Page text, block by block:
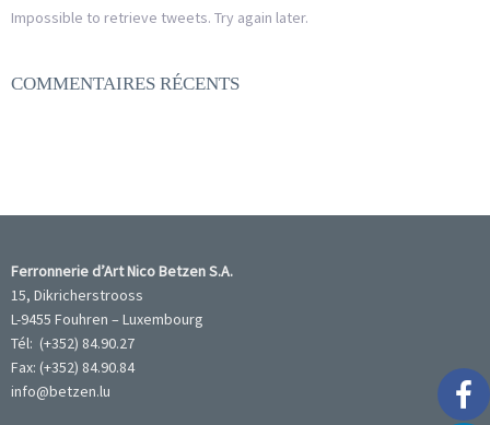
Impossible to retrieve tweets. Try again later.
COMMENTAIRES RÉCENTS
Ferronnerie d’Art Nico Betzen S.A.
15, Dikricherstrooss
L-9455 Fouhren – Luxembourg
Tél: (+352) 84.90.27
Fax: (+352) 84.90.84
info@betzen.lu